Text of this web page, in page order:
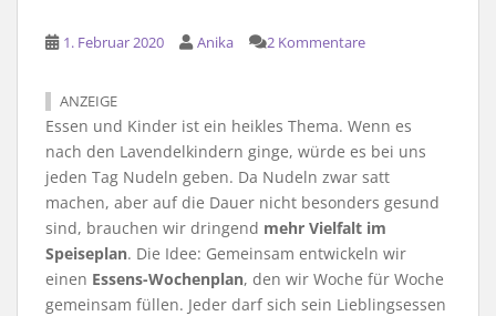
1. Februar 2020 Anika 2 Kommentare
ANZEIGE
Essen und Kinder ist ein heikles Thema. Wenn es
nach den Lavendelkindern ginge, würde es bei uns
jeden Tag Nudeln geben. Da Nudeln zwar satt
machen, aber auf die Dauer nicht besonders gesund
sind, brauchen wir dringend mehr Vielfalt im
Speiseplan. Die Idee: Gemeinsam entwickeln wir
einen Essens-Wochenplan, den wir Woche für Woche
gemeinsam füllen. Jeder darf sich sein Lieblingsessen